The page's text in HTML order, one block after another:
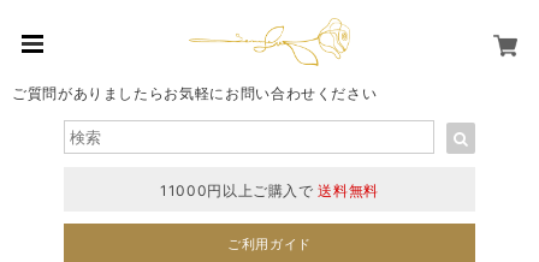
ご質問がありましたらお気軽にお問い合わせください
11000円以上ご購入で送料無料
ご利用ガイド